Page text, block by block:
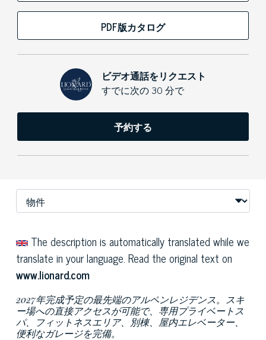
PDF版カタログ
ビデオ通話をリクエスト
すでに次の 30 分で
予約する
The description is automatically translated while we
translate in your language. Read the original text on
www.lionard.com
2027年完成予定の最先端のアルペンレジデンス。スキ
ー場への直接アクセスが可能で、専用プライベートス
パ、フィットネスエリア、別棟、屋内エレベーター、
便利なガレージを完備。